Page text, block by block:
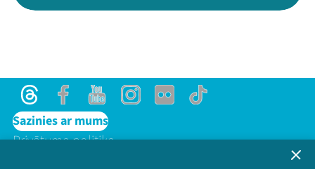
ThreadsFacebookYoutubeInstagram
Flick TikTok
Sazinies ar mums
Privātuma politika